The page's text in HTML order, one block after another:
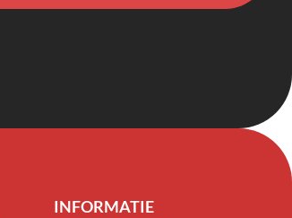
INFORMATIE